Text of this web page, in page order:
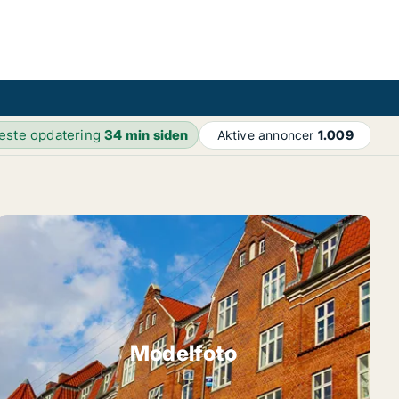
opdatering34 min siden Aktive annoncer 1.009
Modelfoto